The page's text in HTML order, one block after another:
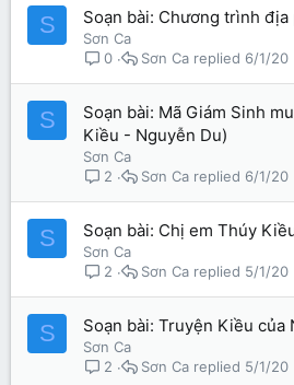
S Soạn bài: Chương trình
Sơn Ca
0
6/1/20
Sơn Ca
S
Soạn bài: Mã Giám Sinh
Kiều - Nguyễn Du)
Sơn Ca
2
6/1/20
Sơn Ca
S Soạn bài: Chị em Thúy
Sơn Ca
2
5/1/20
Sơn Ca
S Soạn bài: Truyện Kiều của
Sơn Ca
2
5/1/20
Sơn Ca